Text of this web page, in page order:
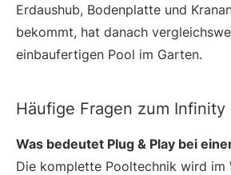
Erdaushub, Bodenplatte und
bekommt, hat danach
einbaufertigen Pool im Garten.
Häufige Fragen zum Infinity
Was bedeutet Plug & Play bei
Die komplette Pooltechnik wird im